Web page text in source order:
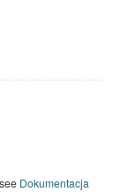
Dokumentacja